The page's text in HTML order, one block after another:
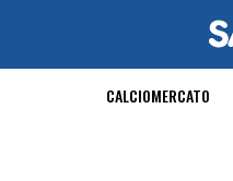
CALCIOMERCATO